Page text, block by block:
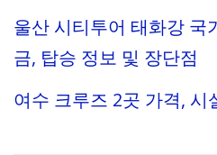
울산 시티투어 태화강 국
금, 탑승 정보 및 장단점
여수 크루즈 2곳 가격, 시